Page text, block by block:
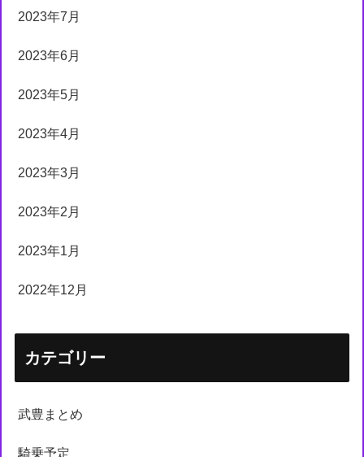
2023年7月
2023年6月
2023年5月
2023年4月
2023年3月
2023年2月
2023年1月
2022年12月
カテゴリー
武豊まとめ
騎乗予定